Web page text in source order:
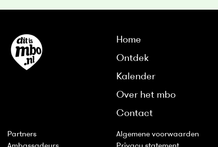
Home
Ontdek
Kalender
Over het mbo
Contact
Partners
Algemene voorwaarden